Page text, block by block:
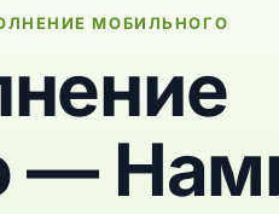
МОБИЛЬНОГО
—